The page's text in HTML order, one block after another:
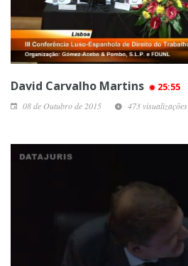
David Carvalho Martins 25:55
08 de Outubro de 2015 473 visualizações